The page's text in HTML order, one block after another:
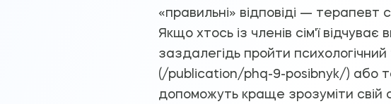
«правильні» відповіді — терапевт
Якщо хтось із членів сім'ї
заздалегідь пройти
(/publication/phq-9-posibnyk/) або
допоможуть краще зрозуміти